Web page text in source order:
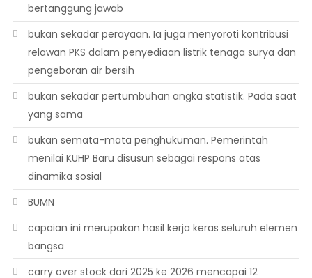
bertanggung jawab
bukan sekadar perayaan. Ia juga menyoroti kontribusi
relawan PKS dalam penyediaan listrik tenaga surya dan
pengeboran air bersih
bukan sekadar pertumbuhan angka statistik. Pada saat
yang sama
bukan semata-mata penghukuman. Pemerintah
menilai KUHP Baru disusun sebagai respons atas
dinamika sosial
BUMN
capaian ini merupakan hasil kerja keras seluruh elemen
bangsa
carry over stock dari 2025 ke 2026 mencapai 12